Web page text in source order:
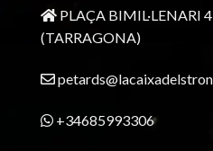
PLAÇA BIMIL·LENARI
(TARRAGONA)
+34685993306